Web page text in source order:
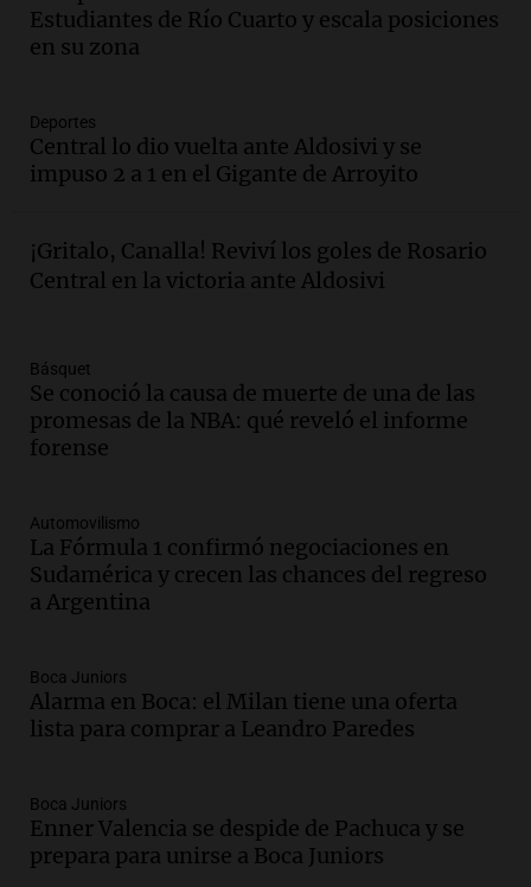
oxígeno en Montecastro
Panorama Federal
y llega avión para escuelas de la décima
brigada aérea
Panorama Federal
Audio.La justicia reconoce al COVID
como enfermedad laboral tras la muerte
Audio.Aumento de tarifas de luz en San
Luis a partir de agosto por nueva
regulación de la energía
Audio.Gabriela Irrazábal: “Un 35,5% de
la población del país fue a templos a
buscar ayuda el último año”
La Argentina, hoy
Audio.
sobre la muerte del kitesurfista en
Santa Fe.
Audio.
José Roccuzzo, cortes de carne y
compras de Antonella: bromas en
Rosario.
Estudiantes de Río Cuarto y escala posiciones
en su zona
Deportes
Central lo dio vuelta ante Aldosivi y se
impuso 2 a 1 en el Gigante de Arroyito
¡Gritalo, Canalla! Reviví los goles de Rosario
Central en la victoria ante Aldosivi
Básquet
Se conoció la causa de muerte de una de las
promesas de la NBA: qué reveló el informe
forense
Automovilismo
La Fórmula 1 confirmó negociaciones en
Sudamérica y crecen las chances del regreso
a Argentina
Boca Juniors
Alarma en Boca: el Milan tiene una oferta
lista para comprar a Leandro Paredes
Boca Juniors
Enner Valencia se despide de Pachuca y se
prepara para unirse a Boca Juniors